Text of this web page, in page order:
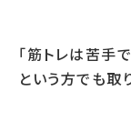
「筋トレは苦手
という方でも取